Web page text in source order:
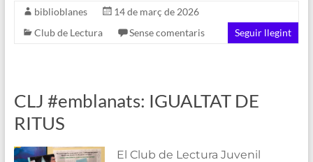
biblioblanes
14 de març de 2026
Club de Lectura
Sense comentaris Seguir llegint
CLJ #emblanats: IGUALTAT DE
RITUS
El Club de Lectura Juvenil